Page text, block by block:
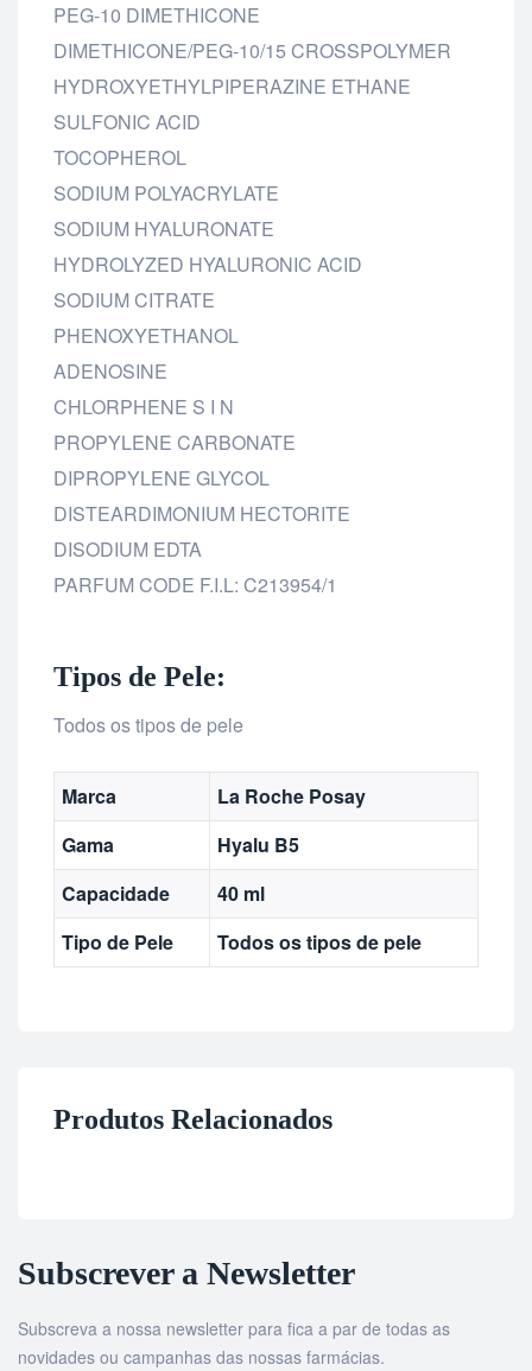
PEG-10 DIMETHICONE
DIMETHICONE/PEG-10/15 CROSSPOLYMER
HYDROXYETHYLPIPERAZINE ETHANE
SULFONIC ACID
TOCOPHEROL
SODIUM POLYACRYLATE
SODIUM HYALURONATE
HYDROLYZED HYALURONIC ACID
SODIUM CITRATE
PHENOXYETHANOL
ADENOSINE
CHLORPHENE S I N
PROPYLENE CARBONATE
DIPROPYLENE GLYCOL
DISTEARDIMONIUM HECTORITE
DISODIUM EDTA
PARFUM CODE F.I.L: C213954/1
Tipos de Pele:
Todos os tipos de pele
Marca
La Roche Posay
Gama
Hyalu B5
Capacidade
40 ml
Tipo de Pele
Todos os tipos de pele
Produtos Relacionados
Subscrever a Newsletter
Subscreva a nossa newsletter para fica a par de todas as
novidades ou campanhas das nossas farmácias.